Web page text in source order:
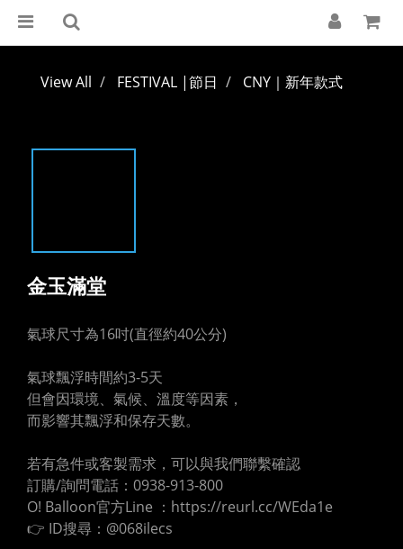
View All FESTIVAL |節日 CNY｜新年款式
金玉滿堂
氣球尺寸為16吋(直徑約40公分)
氣球飄浮時間約3-5天
但會因環境、氣候、溫度等因素，
而影響其飄浮和保存天數。
若有急件或客製需求，可以與我們聯繫確認
訂購/詢問電話：0938-913-800
O! Balloon官方Line ：https://reurl.cc/WEda1e
👉 ID搜尋：@068ilecs